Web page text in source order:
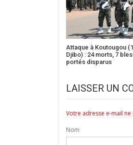
Attaque à Koutougou
Djibo) : 24 morts, 7
portés disparus
LAISSER UN
Votre adresse e-mail
Nom